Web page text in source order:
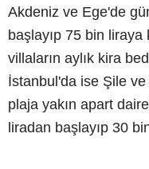
Akdeniz ve Ege'de
başlayıp 75 bin liraya
villaların aylık kira
İstanbul'da ise Şile
plaja yakın apart
liradan başlayıp 30